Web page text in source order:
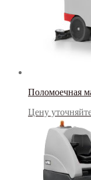
Поломоечная
Цену